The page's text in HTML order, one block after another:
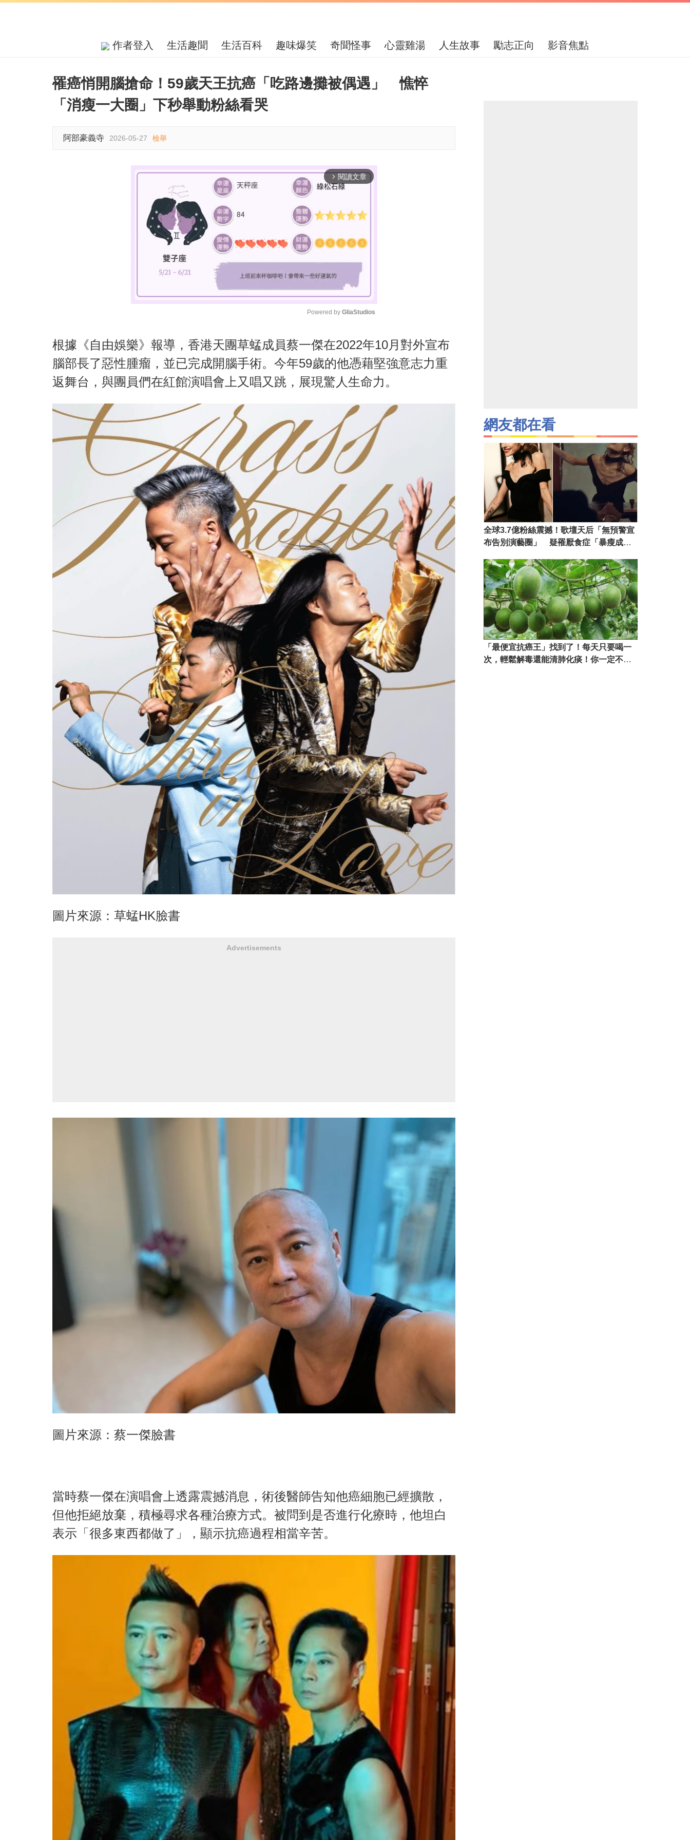
作者登入 生活趣聞 生活百科 趣味爆笑 奇聞怪事 心靈雞湯 人生故事 勵志正向 影音焦點
罹癌悄開腦搶命！59歲天王抗癌「吃路邊攤被偶遇」 憔悴
「消瘦一大圈」下秒舉動粉絲看哭
阿部豪義寺 2026-05-27 檢舉
arrow_forward_ios 閱讀文章
M
t
e
Powered by GliaStudios
根據《自由娛樂》報導，香港天團草蜢成員蔡一傑在2022年10月對外宣布
腦部長了惡性腫瘤，並已完成開腦手術。今年59歲的他憑藉堅強意志力重
返舞台，與團員們在紅館演唱會上又唱又跳，展現驚人生命力。
圖片來源：草蜢HK臉書
Advertisements
圖片來源：蔡一傑臉書
當時蔡一傑在演唱會上透露震撼消息，術後醫師告知他癌細胞已經擴散，
但他拒絕放棄，積極尋求各種治療方式。被問到是否進行化療時，他坦白
表示「很多東西都做了」，顯示抗癌過程相當辛苦。
網友都在看
全球3.7億粉絲震撼！歌壇天后「無預警宣
布告別演藝圈」 疑罹厭食症「暴瘦成排
「最便宜抗癌王」找到了！每天只要喝一
次，輕鬆解毒還能清肺化痰！你一定不知